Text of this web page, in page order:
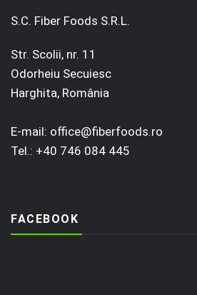
S.C. Fiber Foods S.R.L.
Str. Scolii, nr. 11
Odorheiu Secuiesc
Harghita, România
E-mail: office@fiberfoods.ro
Tel.: +40 746 084 445
FACEBOOK